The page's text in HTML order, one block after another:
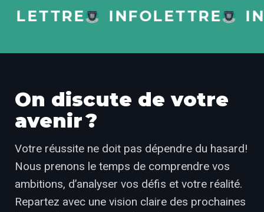
INFOLETTRE
On discute de votre
avenir ?
Votre réussite ne doit pas dépendre du hasard!
Nous prenons le temps de comprendre vos
ambitions, d’analyser vos défis et votre réalité.
Repartez avec une vision claire des prochaines